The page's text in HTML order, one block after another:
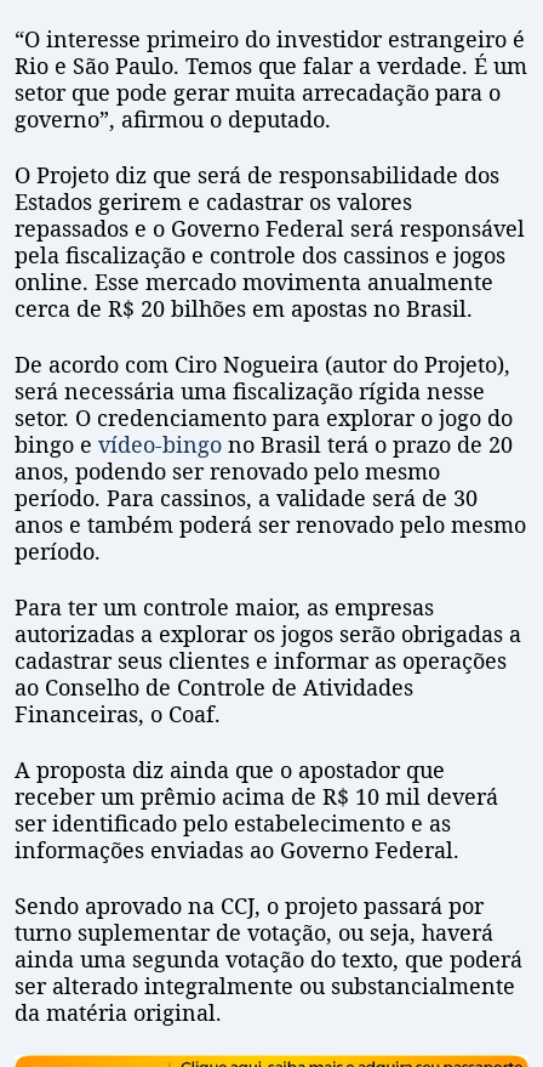
“O interesse primeiro do investidor estrangeiro é
Rio e São Paulo. Temos que falar a verdade. É um
setor que pode gerar muita arrecadação para o
governo”, afirmou o deputado.
O Projeto diz que será de responsabilidade dos
Estados gerirem e cadastrar os valores
repassados e o Governo Federal será responsável
pela fiscalização e controle dos cassinos e jogos
online. Esse mercado movimenta anualmente
cerca de R$ 20 bilhões em apostas no Brasil.
De acordo com Ciro Nogueira (autor do Projeto),
será necessária uma fiscalização rígida nesse
setor. O credenciamento para explorar o jogo do
bingo e vídeo-bingo no Brasil terá o prazo de 20
anos, podendo ser renovado pelo mesmo
período. Para cassinos, a validade será de 30
anos e também poderá ser renovado pelo mesmo
período.
Para ter um controle maior, as empresas
autorizadas a explorar os jogos serão obrigadas a
cadastrar seus clientes e informar as operações
ao Conselho de Controle de Atividades
Financeiras, o Coaf.
A proposta diz ainda que o apostador que
receber um prêmio acima de R$ 10 mil deverá
ser identificado pelo estabelecimento e as
informações enviadas ao Governo Federal.
Sendo aprovado na CCJ, o projeto passará por
turno suplementar de votação, ou seja, haverá
ainda uma segunda votação do texto, que poderá
ser alterado integralmente ou substancialmente
da matéria original.